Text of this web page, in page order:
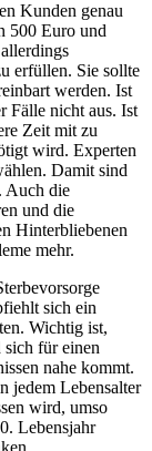
Kunden genau
500 Euro und
erfüllen. Sie sollte
werden. Ist
Fälle nicht aus. Ist
Zeit mit zu
wird. Experten
Damit sind
Auch die
und die
Hinterbliebenen
mehr.
sich ein
Wichtig ist,
sich für einen
nahe kommt.
jedem Lebensalter
wird, umso
Lebensjahr